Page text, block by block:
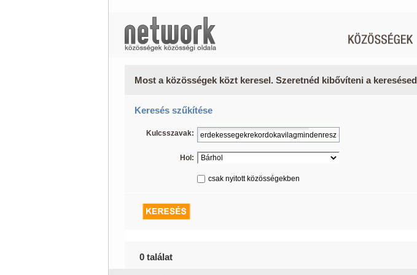
Most a közösségek közt keresel. Szeretnéd kibővíteni a keresésed
Keresés szűkítése
Kulcsszavak:
Hol:
csak nyitott közösségekben
0 találat